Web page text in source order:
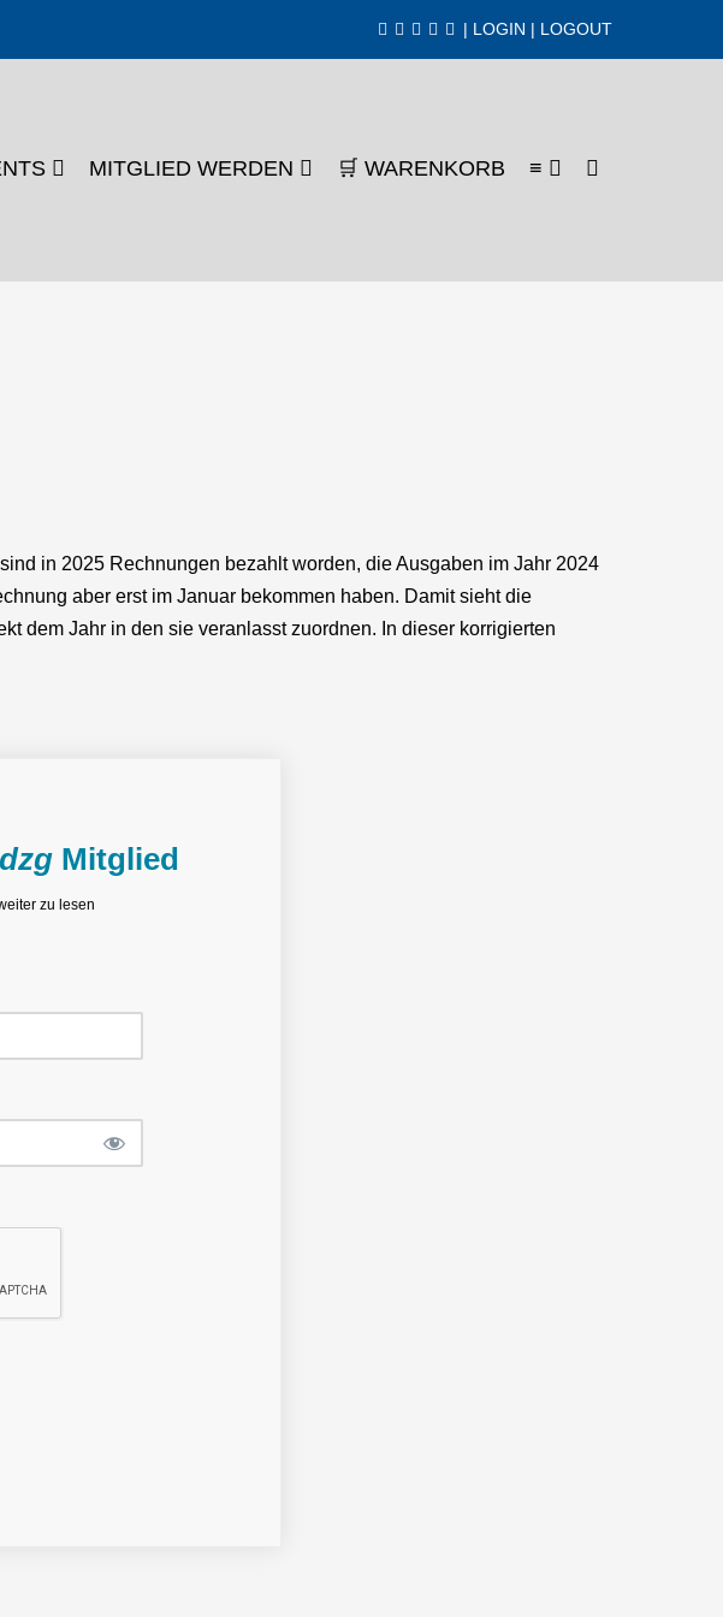
| LOGIN | LOGOUT
MITGLIED WERDEN 🛒 WARENKORB ≡
SUCHE-
in 2025 Rechnungen bezahlt worden, die Ausgaben im Jahr 2024
aber erst im Januar bekommen haben. Damit sieht die
dem Jahr in den sie veranlasst zuordnen. In dieser korrigierten
dzgMitglied
zu lesen